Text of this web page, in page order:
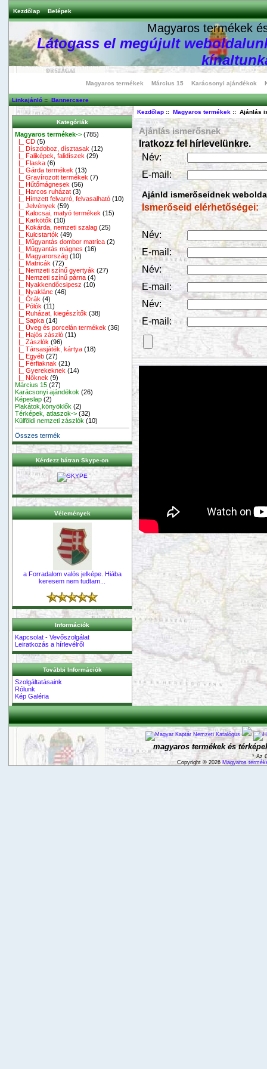
Kezdőlap Belépek
Magyaros termékek
Látogass el megújult
Magyaros termékek Március 15 Karácsonyi ajándékok
Linkajánló::Bannercsere
Kategóriák
Magyaros termékek-> (785)
|_ CD (5)
|_ Díszdoboz, dísztasak (12)
|_ Faliképek, falidíszek (29)
|_ Flaska (6)
|_ Gárda termékek (13)
|_ Gravírozott termékek (7)
|_ Hűtőmágnesek (56)
|_ Harcos ruházat (3)
|_ Hímzett felvarró, felvasalható (10)
|_ Jelvények (59)
|_ Kalocsai, matyó termékek (15)
|_ Karkötők (10)
|_ Kokárda, nemzeti szalag (25)
|_ Kulcstartók (49)
|_ Műgyantás dombor matrica (2)
|_ Műgyantás mágnes (16)
|_ Magyarország (10)
|_ Matricák (72)
|_ Nemzeti színű gyertyák (27)
|_ Nemzeti színű párna (4)
|_ Nyakkendőcsipesz (10)
|_ Nyaklánc (46)
|_ Órák (4)
|_ Pólók (11)
|_ Ruházat, kiegészítők (38)
|_ Sapka (14)
|_ Üveg és porcelán termékek (36)
|_ Hajós zászló (11)
|_ Zászlók (96)
|_ Társasjáték, kártya (18)
|_ Egyéb (27)
|_ Férfiaknak (21)
|_ Gyerekeknek (14)
|_ Nőknek (9)
Március 15 (27)
Karácsonyi ajándékok (26)
Képeslap (2)
Plakátok,könyöklők (2)
Térképek, atlaszok-> (32)
Külföldi nemzeti zászlók (10)
Összes termék
Kérdezz bátran Skype-on
Vélemények
a Forradalom valós jelképe. Hiába
keresem nem tudtam...
Információk
Kapcsolat - Vevőszolgálat
Leiratkozás a hírlevélről
További Információk
Szolgáltatásaink
Rólunk
Kép Galéria
Kezdőlap:: Magyaros termékek:: Ajánlás
Ajánlás ismerősnek
Iratkozz fel hírlevelünkre.
Név:
E-mail:
Ajánld ismerőseidnek
Ismerőseid elérhetőségei:
Név:
E-mail:
Név:
E-mail:
Név:
E-mail:
magyaros termékek és
* Az
Copyright © 2026 Magyaros